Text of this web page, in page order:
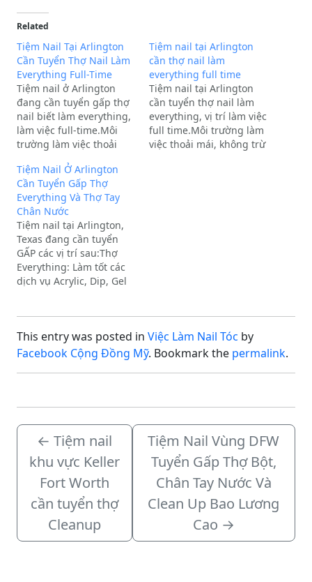
Related
Tiệm Nail Tại Arlington
Cần Tuyển Thợ Nail Làm
Everything Full-Time
Tiệm nail ở Arlington
đang cần tuyển gấp thợ
nail biết làm everything,
làm việc full-time.Môi
trường làm việc thoải
trừ tiền supply.Quý anh
chị có nhu cầu công việc
vui lòng liên hệ hoặc
nhắn tin qua số điện
thoại:(682) 564-3458(682)
234-6234*Nếu gọi điện…
Tiệm nail tại Arlington
cần thợ nail làm
everything full time
Tiệm nail tại Arlington
cần tuyển thợ nail làm
everything, vị trí làm việc
full time.Môi trường làm
việc thoải mái, không trừ
Tiệm Nail Ở Arlington
Cần Tuyển Gấp Thợ
Everything Và Thợ Tay
Chân Nước
Tiệm nail tại Arlington,
Texas đang cần tuyển
GẤP các vị trí sau:Thợ
Everything: Làm tốt các
dịch vụ Acrylic, Dip, Gel
tiếng Anh giao tiếp cơ
bản với khách
This entry was posted in Việc Làm Nail Tóc by
Facebook Cộng Đồng Mỹ. Bookmark the permalink.
← Tiệm nail
khu vực Keller
Fort Worth
cần tuyển thợ
Cleanup
Tiệm Nail Vùng DFW
Tuyển Gấp Thợ Bột,
Chân Tay Nước Và
Clean Up Bao Lương
Cao →